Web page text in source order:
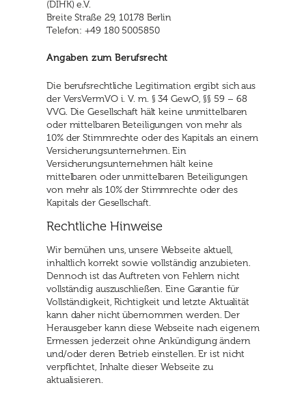
(DIHK) e.V.
Breite Straße 29, 10178 Berlin
Telefon: +49 180 5005850
Angaben zum Berufsrecht
Die berufsrechtliche Legitimation ergibt sich aus
der VersVermVO i. V. m. § 34 GewO, §§ 59 – 68
VVG. Die Gesellschaft hält keine unmittelbaren
oder mittelbaren Beteiligungen von mehr als
10% der Stimmrechte oder des Kapitals an einem
Versicherungsunternehmen. Ein
Versicherungsunternehmen hält keine
mittelbaren oder unmittelbaren Beteiligungen
von mehr als 10% der Stimmrechte oder des
Kapitals der Gesellschaft.
Rechtliche Hinweise
Wir bemühen uns, unsere Webseite aktuell,
inhaltlich korrekt sowie vollständig anzubieten.
Dennoch ist das Auftreten von Fehlern nicht
vollständig auszuschließen. Eine Garantie für
Vollständigkeit, Richtigkeit und letzte Aktualität
kann daher nicht übernommen werden. Der
Herausgeber kann diese Webseite nach eigenem
Ermessen jederzeit ohne Ankündigung ändern
und/oder deren Betrieb einstellen. Er ist nicht
verpflichtet, Inhalte dieser Webseite zu
aktualisieren.